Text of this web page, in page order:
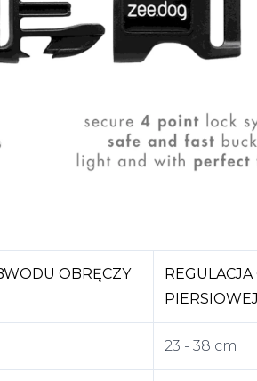
OBRĘCZY
PIERSIOWEJ
23 - 38 cm